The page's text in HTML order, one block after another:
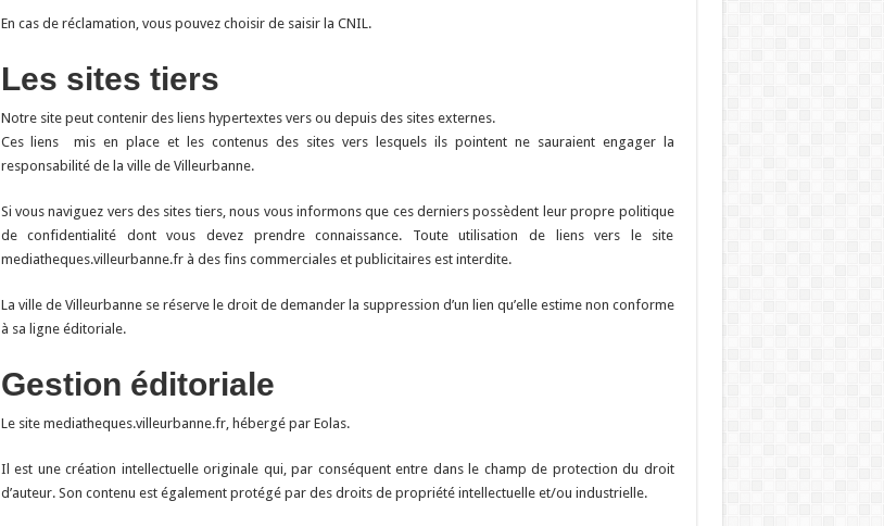
En cas de réclamation, vous pouvez choisir de saisir la CNIL.
Les sites tiers
Notre site peut contenir des liens hypertextes vers ou depuis des sites externes.
Ces liens mis en place et les contenus des sites vers lesquels ils pointent ne sauraient engager la
responsabilité de la ville de Villeurbanne.
Si vous naviguez vers des sites tiers, nous vous informons que ces derniers possèdent leur propre politique
de confidentialité dont vous devez prendre connaissance. Toute utilisation de liens vers le site
mediatheques.villeurbanne.fr à des fins commerciales et publicitaires est interdite.
La ville de Villeurbanne se réserve le droit de demander la suppression d’un lien qu’elle estime non conforme
à sa ligne éditoriale.
Gestion éditoriale
Le site mediatheques.villeurbanne.fr, hébergé par Eolas.
Il est une création intellectuelle originale qui, par conséquent entre dans le champ de protection du droit
d’auteur. Son contenu est également protégé par des droits de propriété intellectuelle et/ou industrielle.